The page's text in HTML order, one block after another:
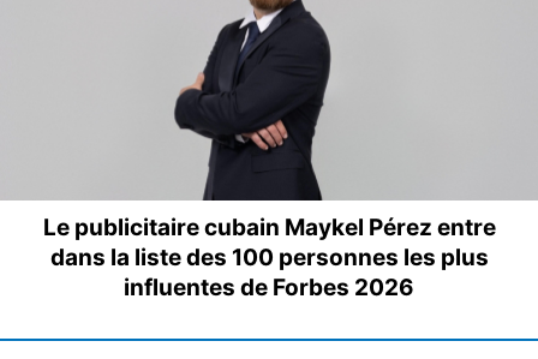
Le publicitaire cubain Maykel Pérez entre
dans la liste des 100 personnes les plus
influentes de Forbes 2026